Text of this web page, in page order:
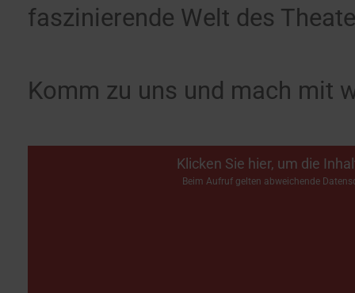
faszinierende Welt des
Komm zu uns und mach mit
Klicken Sie hier, um die
Beim Aufruf gelten abweichende